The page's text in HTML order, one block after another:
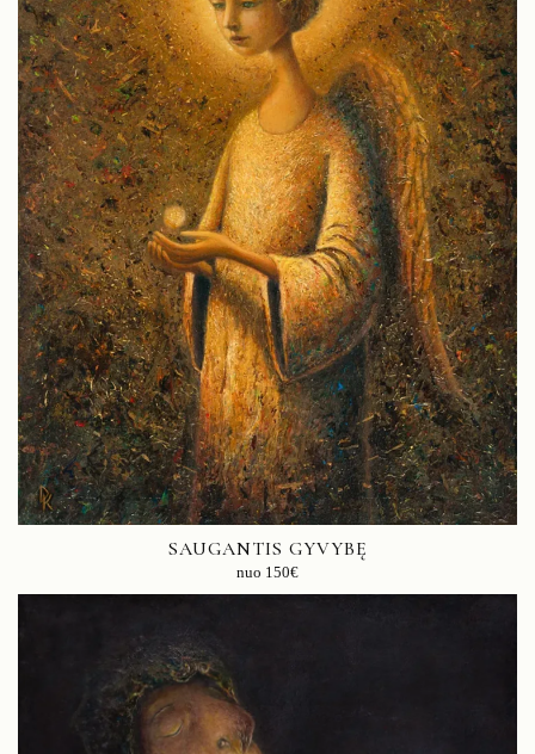
SAUGANTIS GYVYBĘ
nuo 150€